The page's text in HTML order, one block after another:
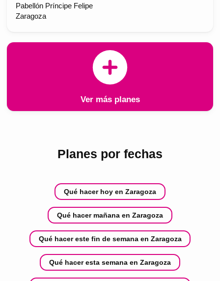
Pabellón Príncipe Felipe
Zaragoza
Ver más planes
Planes por fechas
Qué hacer hoy en Zaragoza
Qué hacer mañana en Zaragoza
Qué hacer este fin de semana en Zaragoza
Qué hacer esta semana en Zaragoza